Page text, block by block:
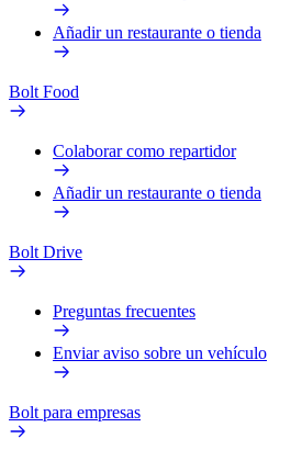
Añadir un restaurante o tienda
Bolt Food
Colaborar como repartidor
Añadir un restaurante o tienda
Bolt Drive
Preguntas frecuentes
Enviar aviso sobre un vehículo
Bolt para empresas